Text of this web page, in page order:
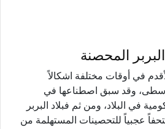
المحصنة
في أوقات مختلفة اشكالاً
وقد سبق اصطناعها في
في البلاد، ومن ثم فبلاد البربر
عجبياً للتحصينات المستهلمة من